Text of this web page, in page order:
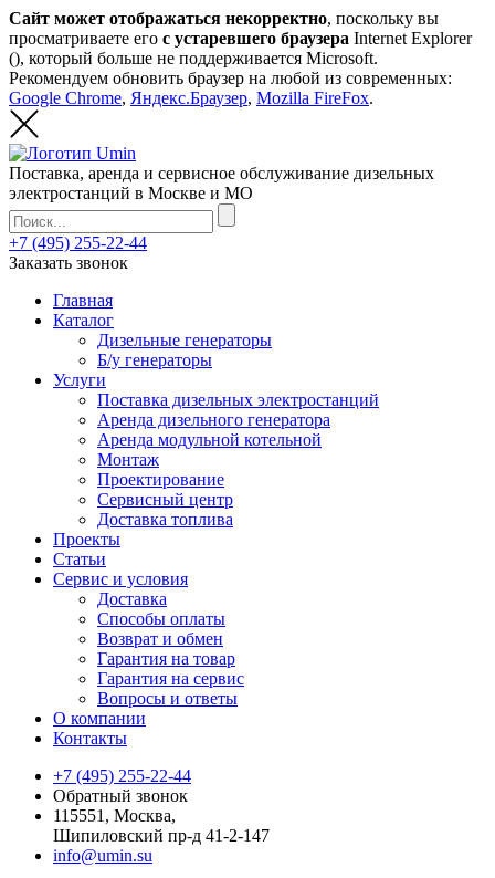
Сайт может отображаться некорректно, поскольку вы
просматриваете его с устаревшего браузера Internet Explorer
(), который больше не поддерживается Microsoft.
Рекомендуем обновить браузер на любой из современных:
Google Chrome, Яндекс.Браузер, Mozilla FireFox.
Поставка, аренда и сервисное обслуживание дизельных
электростанций в Москве и МО
+7 (495) 255-22-44
Заказать звонок
Главная
Каталог
Дизельные генераторы
Б/у генераторы
Услуги
Поставка дизельных электростанций
Аренда дизельного генератора
Аренда модульной котельной
Монтаж
Проектирование
Сервисный центр
Доставка топлива
Проекты
Статьи
Сервис и условия
Доставка
Способы оплаты
Возврат и обмен
Гарантия на товар
Гарантия на сервис
Вопросы и ответы
О компании
Контакты
+7 (495) 255-22-44
Обратный звонок
115551, Москва,
Шипиловский пр-д 41-2-147
info@umin.su